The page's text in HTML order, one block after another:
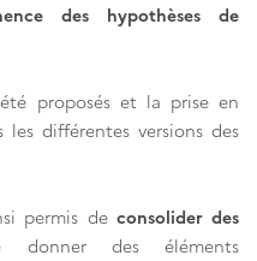
des hypothèses de
proposés et la prise en
différentes versions des
permis de consolider des
des éléments